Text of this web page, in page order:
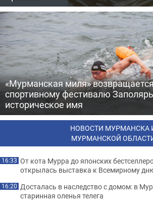
«Мурманская миля»
спортивному фестивалю
историческое имя
НОВОСТИ МУРМАНСКА
МУРМАНСКОЙ
16:33 От кота Мурра до японских
открылась выставка к Всемирному
16:20 Досталась в наследство с домом: в
старинная оленья телега